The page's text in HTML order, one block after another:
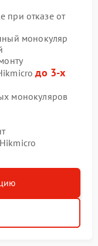
при отказе от
монокуляр
до 3-х
монокуляров